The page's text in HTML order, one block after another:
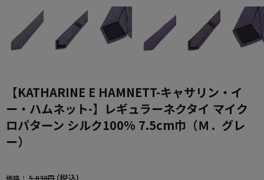
【KATHARINE E HAMNETT-キャサリン・イ
ー・ハムネット-】レギュラーネクタイ マイク
ロパターン シルク100% 7.5cm巾（Ｍ．グレ
ー）
価格： 5,830円 (税込)